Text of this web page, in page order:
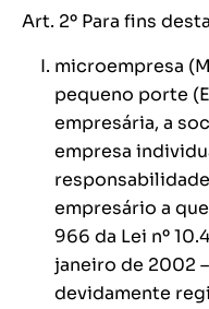
Art. 2º Para fins
microempresa
pequeno porte
empresária, a
empresa
empresário a
966 da Lei nº
janeiro de 2002
devidamente